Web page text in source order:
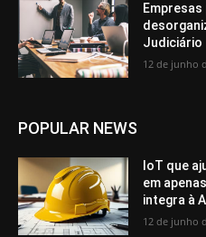
Judiciário
12 de junho
POPULAR NEWS
IoT que
em
integra à
12 de junho